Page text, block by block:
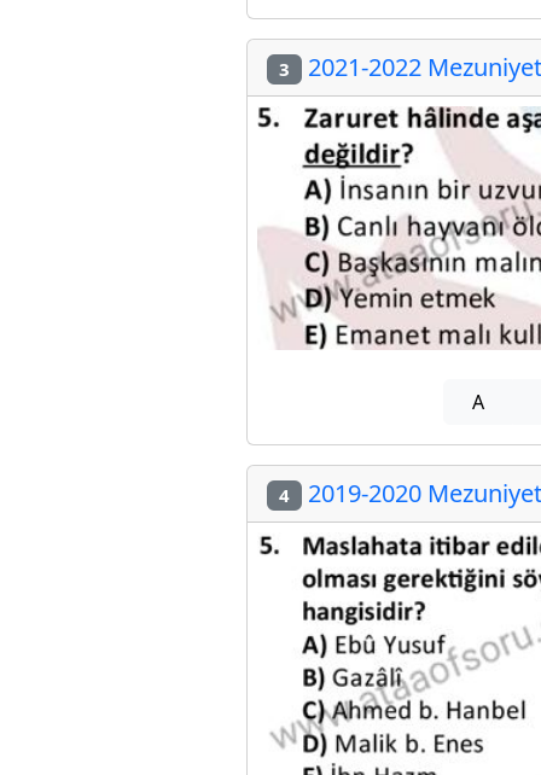
3 2021-2022 Mezuniyet
A
4 2019-2020 Mezuniyet